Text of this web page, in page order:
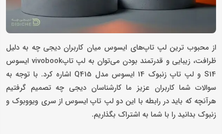
از محبوب ترین لپ تاپ‌های ایسوس میان کاربران دیجی چه به دلیل
ظرافت، زیبایی و قدرتمند بودن می‌توان به لپ تاپvivobook ایسوس
S14 و لپ تاپ زنبوک 14 ایسوس مدل Q415 اشاره کرد. با توجه به
سوالات شما کاربران عزیز ما کارشناسان دیجی چه تصمیم گرفتیم
هرآنچه که باید در رابطه با این دو لپ تاپ ایسوس از سری ویووبوک و
زنبوک بدانید را با شما به اشتراک بگذاریم.